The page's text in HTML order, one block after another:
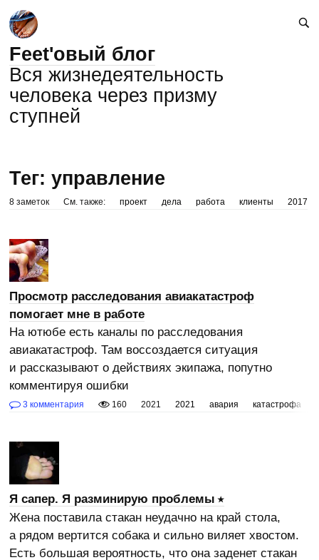
Feet'овый блог
Вся жизнедеятельность
человека через призму
ступней
Тег: управление
8 заметок См. также: проект дела работа клиенты 2017
Просмотр расследования авиакатастроф
помогает мне в работе
На ютюбе есть каналы по расследования
авиакатастроф. Там воссоздается ситуация
и рассказывают о действиях экипажа, попутно
комментируя ошибки
3 комментария 160 2021 2021 авария катастрофа
Я сапер. Я разминирую проблемы
Жена поставила стакан неудачно на край стола,
а рядом вертится собака и сильно виляет хвостом.
Есть большая вероятность, что она заденет стакан